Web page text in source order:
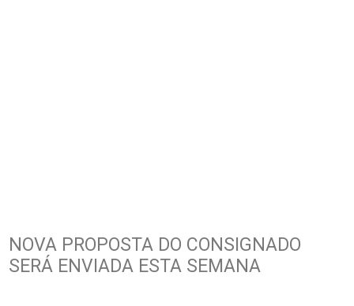
NOVA PROPOSTA DO CONSIGNADO
SERÁ ENVIADA ESTA SEMANA